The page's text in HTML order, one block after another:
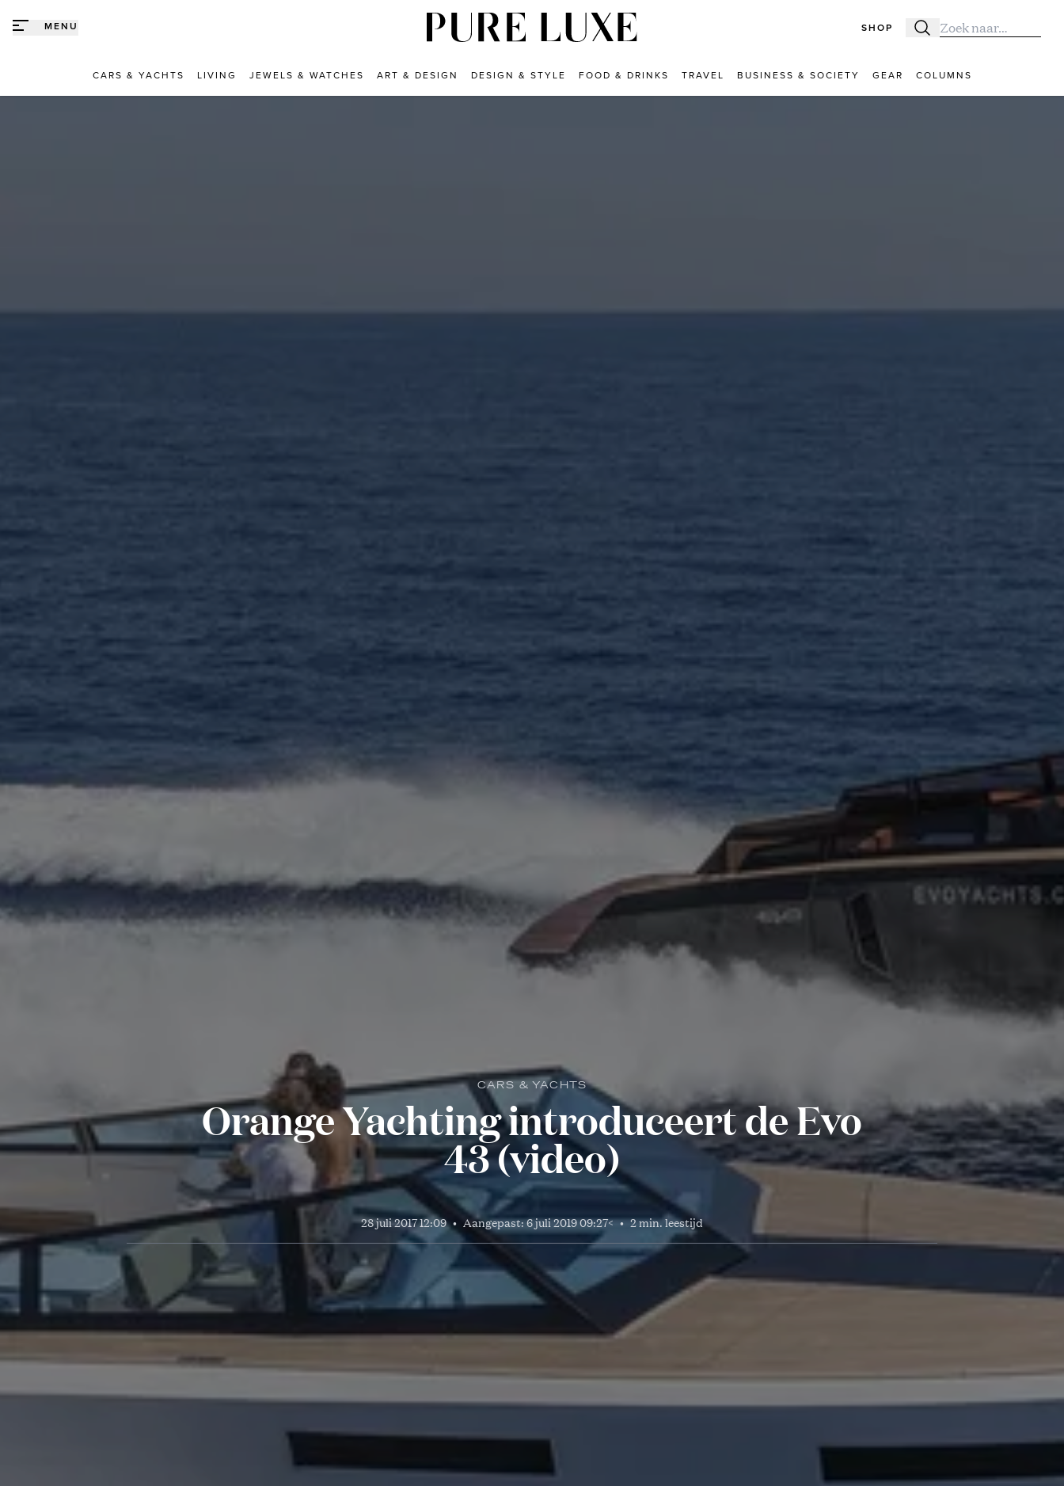
MENU SHOP Zoeken
Zoek naar:
CARS & YACHTS LIVING JEWELS & WATCHES ART & DESIGN DESIGN & STYLE FOOD & DRINKS TRAVEL BUSINESS & SOCIETY GEAR COLUMNS
CARS & YACHTS
Orange Yachting introduceert de Evo
43 (video)
28 juli 2017 12:09 • Aangepast:6 juli 2019 09:27< • 2 min. leestijd